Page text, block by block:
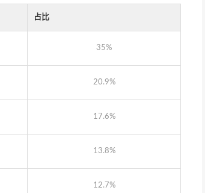
占比
35%
20.9%
17.6%
13.8%
12.7%